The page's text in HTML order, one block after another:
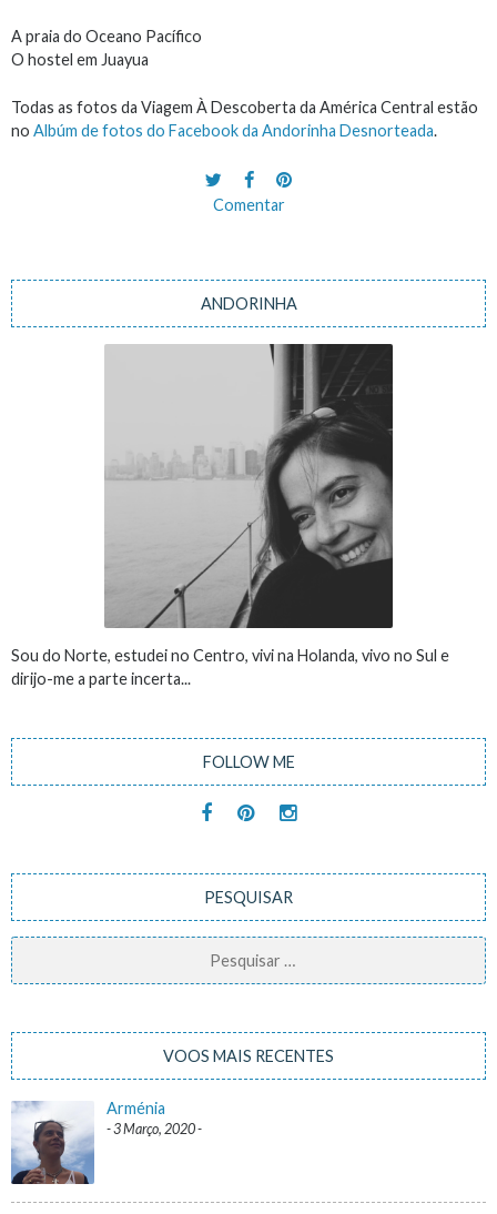
A praia do Oceano Pacífico
O hostel em Juayua
Todas as fotos da Viagem À Descoberta da América Central estão
no Albúm de fotos do Facebook da Andorinha Desnorteada.
Comentar
ANDORINHA
Sou do Norte, estudei no Centro, vivi na Holanda, vivo no Sul e
dirijo-me a parte incerta...
FOLLOW ME
PESQUISAR
Pesquisar
por:
VOOS MAIS RECENTES
Arménia
3 Março, 2020